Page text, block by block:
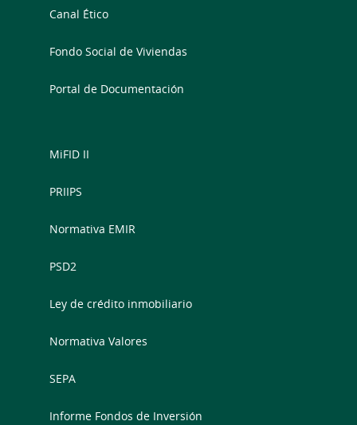
Canal Ético
Fondo Social de Viviendas
Portal de Documentación
MiFID II
PRIIPS
Normativa EMIR
PSD2
Ley de crédito inmobiliario
Normativa Valores
SEPA
Informe Fondos de Inversión